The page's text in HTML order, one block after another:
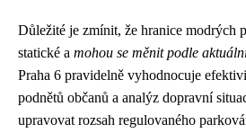
Důležité je zmínit, že hranice modrých
statické a mohou se měnit podle
Praha 6 pravidelně vyhodnocuje
podnětů občanů a analýz dopravní
upravovat rozsah regulovaného